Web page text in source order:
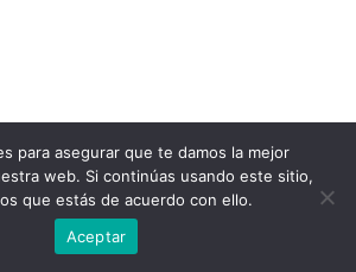
para asegurar que te damos la mejor
web. Si continúas usando este sitio,
que estás de acuerdo con ello.
Aceptar